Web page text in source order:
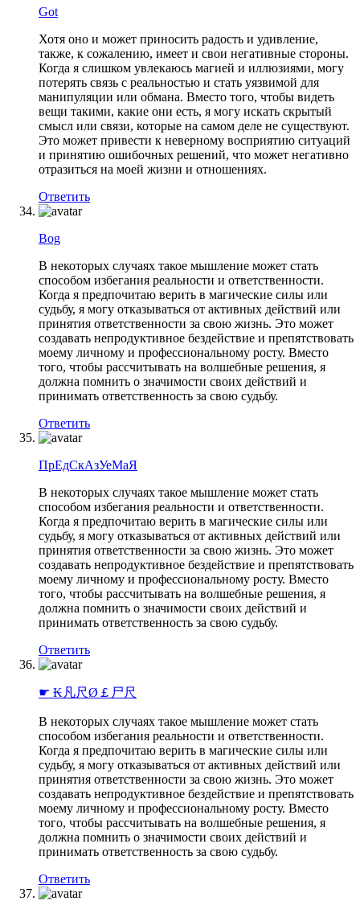
Got
Хотя оно и может приносить радость и удивление,
также, к сожалению, имеет и свои негативные стороны.
Когда я слишком увлекаюсь магией и иллюзиями, могу
потерять связь с реальностью и стать уязвимой для
манипуляции или обмана. Вместо того, чтобы видеть
вещи такими, какие они есть, я могу искать скрытый
смысл или связи, которые на самом деле не существуют.
Это может привести к неверному восприятию ситуаций
и принятию ошибочных решений, что может негативно
отразиться на моей жизни и отношениях.
Ответить
Bog
В некоторых случаях такое мышление может стать
способом избегания реальности и ответственности.
Когда я предпочитаю верить в магические силы или
судьбу, я могу отказываться от активных действий или
принятия ответственности за свою жизнь. Это может
создавать непродуктивное бездействие и препятствовать
моему личному и профессиональному росту. Вместо
того, чтобы рассчитывать на волшебные решения, я
должна помнить о значимости своих действий и
принимать ответственность за свою судьбу.
Ответить
ПрЕдСкАзУеМаЯ
В некоторых случаях такое мышление может стать
способом избегания реальности и ответственности.
Когда я предпочитаю верить в магические силы или
судьбу, я могу отказываться от активных действий или
принятия ответственности за свою жизнь. Это может
создавать непродуктивное бездействие и препятствовать
моему личному и профессиональному росту. Вместо
того, чтобы рассчитывать на волшебные решения, я
должна помнить о значимости своих действий и
принимать ответственность за свою судьбу.
Ответить
☛ ₭凡尺Ø￡尸尺
В некоторых случаях такое мышление может стать
способом избегания реальности и ответственности.
Когда я предпочитаю верить в магические силы или
судьбу, я могу отказываться от активных действий или
принятия ответственности за свою жизнь. Это может
создавать непродуктивное бездействие и препятствовать
моему личному и профессиональному росту. Вместо
того, чтобы рассчитывать на волшебные решения, я
должна помнить о значимости своих действий и
принимать ответственность за свою судьбу.
Ответить